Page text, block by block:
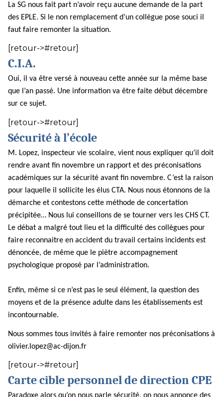
La SG nous fait part n’avoir reçu aucune demande de la part
des EPLE. Si le non remplacement d’un collègue pose souci il
faut faire remonter la situation.
[retour->#retour]
C.I.A.
Oui, il va être versé à nouveau cette année sur la même base
que l’an passé. Une information va être faite début décembre
sur ce sujet.
[retour->#retour]
Sécurité à l’école
M. Lopez, inspecteur vie scolaire, vient nous expliquer qu’il doit
rendre avant fin novembre un rapport et des préconisations
académiques sur la sécurité avant fin novembre. C’est la raison
pour laquelle il sollicite les élus CTA. Nous nous étonnons de la
démarche et contestons cette méthode de concertation
précipitée… Nous lui conseillons de se tourner vers les CHS CT.
Le débat a malgré tout lieu et la difficulté des collègues pour
faire reconnaitre en accident du travail certains incidents est
dénoncée, de même que le piètre accompagnement
psychologique proposé par l’administration.
Enfin, même si ce n’est pas le seul élément, la question des
moyens et de la présence adulte dans les établissements est
incontournable.
Nous sommes tous invités à faire remonter nos préconisations à
olivier.lopez@ac-dijon.fr
[retour->#retour]
Carte cible personnel de direction CPE